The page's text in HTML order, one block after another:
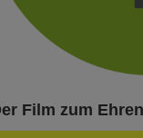
Film zum